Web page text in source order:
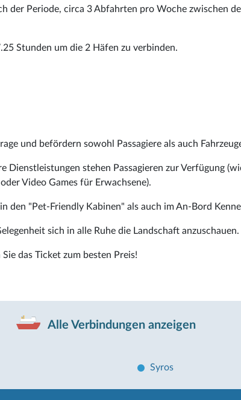
der Periode, circa 3 Abfahrten pro Woche zwischen
Stunden um die 2 Häfen zu verbinden.
und befördern sowohl Passagiere als auch
Dienstleistungen stehen Passagieren zur Verfügung
Video Games für Erwachsene).
den "Pet-Friendly Kabinen" als auch im An-Bord
sich in alle Ruhe die Landschaft anzuschauen.
das Ticket zum besten Preis!
Alle Verbindungen anzeigen
Syros